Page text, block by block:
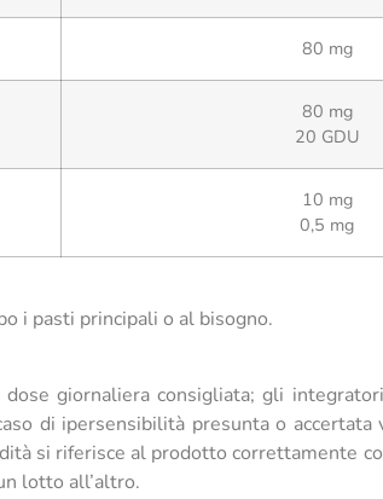
80 mg
80 mg
20 GDU
10 mg
0,5 mg
i pasti principali o al bisogno.
giornaliera consigliata; gli
di ipersensibilità presunta o accertata
si riferisce al prodotto correttamente
lotto all’altro.